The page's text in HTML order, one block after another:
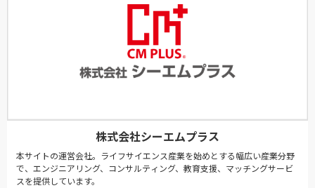
株式会社シーエムプラス
本サイトの運営会社。ライフサイエンス産業を始めとする幅広い産業分野
で、エンジニアリング、コンサルティング、教育支援、マッチングサービ
スを提供しています。